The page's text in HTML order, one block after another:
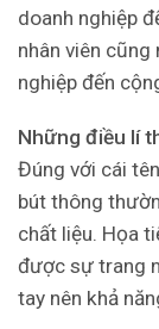
doanh nghiệp
nhân viên cũng
nghiệp đến
Những điều lí
Đúng với cái
bút thông
chất liệu. Họa
được sự trang
tay nên khả